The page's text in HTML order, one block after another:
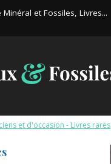
Minéral et Fossiles, Livres...
et d'occasion - Livres rares